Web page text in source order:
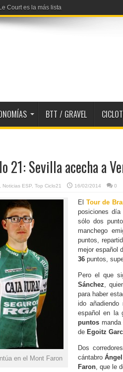
Court es la más lista
BTT / GRAVEL
21: Sevilla acecha a
Noticias ESP Top Ciclo21 16/02/2014 0
en el Mont Faron
El Tour de
posiciones
sólo dos
manchego
puntos,
mejor español
36 puntos,
Pero el que
Sánchez,
para haber
ido
español en la
puntos
de Egoitz
Dos
cántabro
Faron, que le